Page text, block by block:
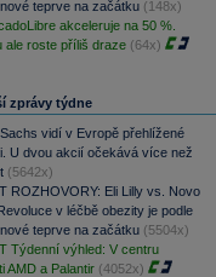
teprve na začátku (148x)
akceleruje na 50 %.
ale roste příliš draze (64x)
zprávy týdne
vidí v Evropě přehlížené
U dvou akcií očekává více než
(5642x)
ROZHOVORY: Eli Lilly vs. Novo
v léčbě obezity je podle
teprve na začátku (5504x)
Týdenní výhled: V centru
AMD a Palantir (4052x)